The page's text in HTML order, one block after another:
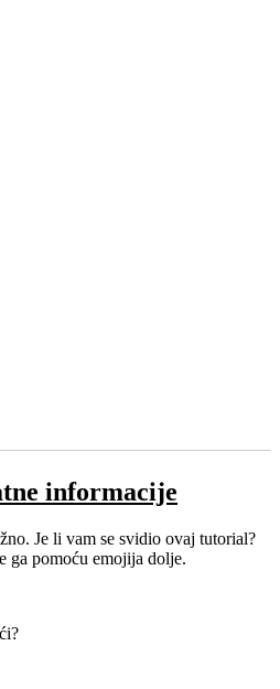
informacije
Je li vam se svidio ovaj tutorial?
ga pomoću emojija dolje.